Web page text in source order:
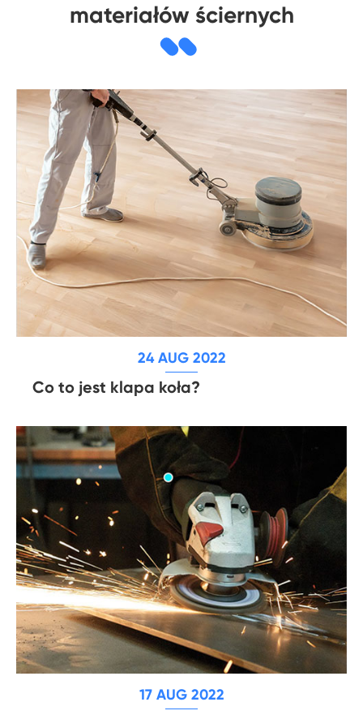
materiałów ściernych
24 AUG 2022
Co to jest klapa koła?
17 AUG 2022